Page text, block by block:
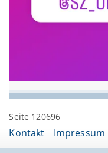
Seite 120696
Kontakt Impressum